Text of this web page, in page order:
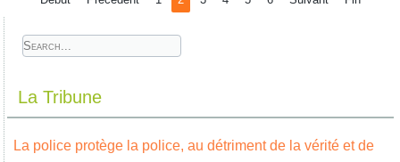
La Tribune
La police protège la police, au détriment de la vérité et de